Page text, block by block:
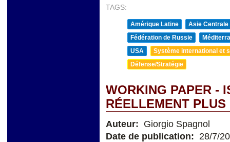
TAGS:
Amérique Latine
Asie Centrale
Fédération de Russie
USA
Système international et
Défense/Stratégie
WORKING PAPER -
RÉELLEMENT
Auteur: Giorgio Spagnol
Date de publication: 28/7/